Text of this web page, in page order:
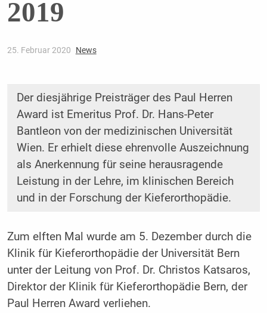
2019
25. Februar 2020 News
Der diesjährige Preisträger des Paul Herren
Award ist Emeritus Prof. Dr. Hans-Peter
Bantleon von der medizinischen Universität
Wien. Er erhielt diese ehrenvolle Auszeichnung
als Anerkennung für seine herausragende
Leistung in der Lehre, im klinischen Bereich
und in der Forschung der Kieferorthopädie.
Zum elften Mal wurde am 5. Dezember durch die
Klinik für Kieferorthopädie der Universität Bern
unter der Leitung von Prof. Dr. Christos Katsaros,
Direktor der Klinik für Kieferorthopädie Bern, der
Paul Herren Award verliehen.